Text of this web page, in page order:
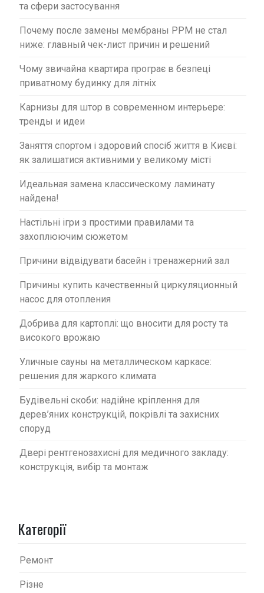
та сфери застосування
Почему после замены мембраны PPM не стал
ниже: главный чек-лист причин и решений
Чому звичайна квартира програє в безпеці
приватному будинку для літніх
Карнизы для штор в современном интерьере:
тренды и идеи
Заняття спортом і здоровий спосіб життя в Києві:
як залишатися активними у великому місті
Идеальная замена классическому ламинату
найдена!
Настільні ігри з простими правилами та
захоплюючим сюжетом
Причини відвідувати басейн і тренажерний зал
Причины купить качественный циркуляционный
насос для отопления
Добрива для картоплі: що вносити для росту та
високого врожаю
Уличные сауны на металлическом каркасе:
решения для жаркого климата
Будівельні скоби: надійне кріплення для
дерев’яних конструкцій, покрівлі та захисних
споруд
Двері рентгенозахисні для медичного закладу:
конструкція, вибір та монтаж
Категорії
Ремонт
Різне